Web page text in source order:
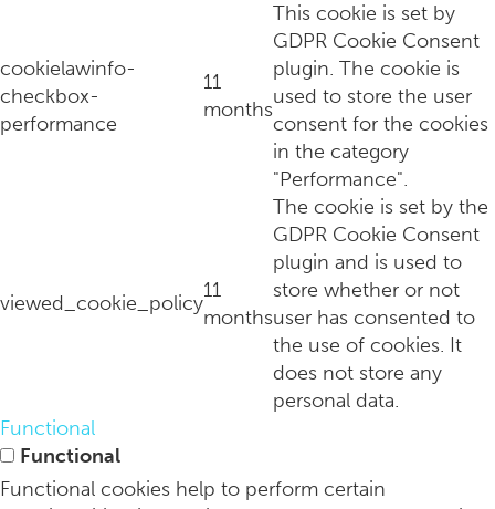
Loods 5 blaast de oude schaatstraditie nieuw leven in met
Café Modern Amsterdam: al jarenlang hét restaurant in
cookielawinfo-
checkbox-
performance
11
months
This cookie is set by
GDPR Cookie Consent
plugin. The cookie is
used to store the user
consent for the cookies
in the category
"Performance".
viewed_cookie_policy
11
months
The cookie is set by the
GDPR Cookie Consent
plugin and is used to
store whether or not
user has consented to
the use of cookies. It
does not store any
personal data.
Functional
Functional
Functional cookies help to perform certain